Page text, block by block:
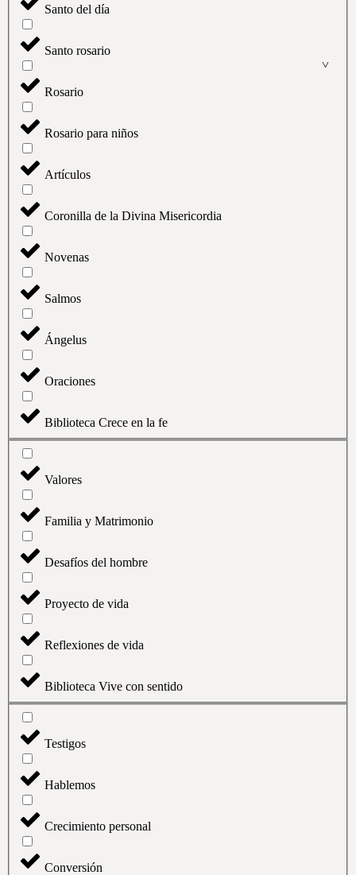
Santo del día
Santo rosario
Rosario
Rosario para niños
Artículos
Coronilla de la Divina Misericordia
Novenas
Salmos
Ángelus
Oraciones
Biblioteca Crece en la fe
Valores
Familia y Matrimonio
Desafíos del hombre
Proyecto de vida
Reflexiones de vida
Biblioteca Vive con sentido
Testigos
Hablemos
Crecimiento personal
Conversión